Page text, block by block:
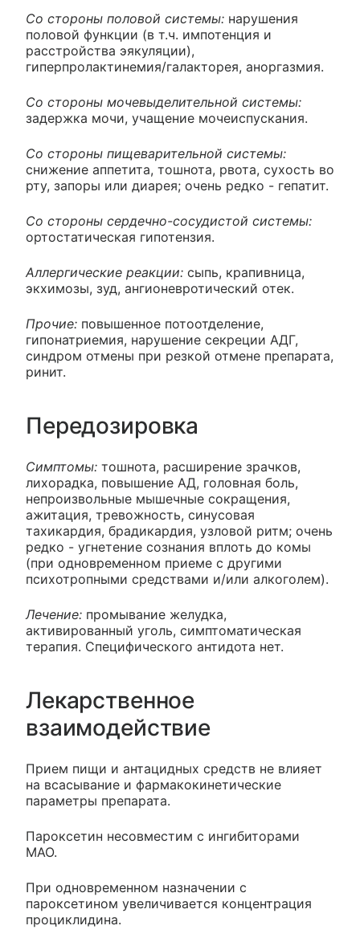
Со стороны половой системы: нарушения
половой функции (в т.ч. импотенция и
расстройства эякуляции),
гиперпролактинемия/галакторея, аноргазмия.
Со стороны мочевыделительной системы:
задержка мочи, учащение мочеиспускания.
Со стороны пищеварительной системы:
снижение аппетита, тошнота, рвота, сухость во
рту, запоры или диарея; очень редко - гепатит.
Со стороны сердечно-сосудистой системы:
ортостатическая гипотензия.
Аллергические реакции: сыпь, крапивница,
экхимозы, зуд, ангионевротический отек.
Прочие: повышенное потоотделение,
гипонатриемия, нарушение секреции АДГ,
синдром отмены при резкой отмене препарата,
ринит.
Передозировка
Симптомы: тошнота, расширение зрачков,
лихорадка, повышение АД, головная боль,
непроизвольные мышечные сокращения,
ажитация, тревожность, синусовая
тахикардия, брадикардия, узловой ритм; очень
редко - угнетение сознания вплоть до комы
(при одновременном приеме с другими
психотропными средствами и/или алкоголем).
Лечение: промывание желудка,
активированный уголь, симптоматическая
терапия. Специфического антидота нет.
Лекарственное
взаимодействие
Прием пищи и антацидных средств не влияет
на всасывание и фармакокинетические
параметры препарата.
Пароксетин несовместим с ингибиторами
МАО.
При одновременном назначении с
пароксетином увеличивается концентрация
проциклидина.